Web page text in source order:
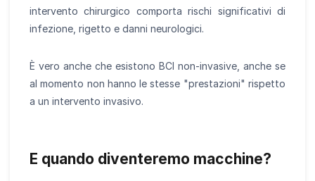
intervento chirurgico comporta rischi significativi di
infezione, rigetto e danni neurologici.
È vero anche che esistono BCI non-invasive, anche se
al momento non hanno le stesse "prestazioni" rispetto
a un intervento invasivo.
E quando diventeremo macchine?